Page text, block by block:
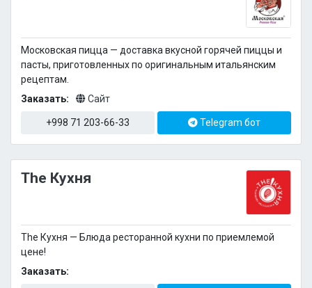
Московская пицца — доставка вкусной горячей пиццы и
пасты, приготовленных по оригинальным итальянским
рецептам.
Заказать:
Сайт
+998 71 203-66-33 Telegram бот
The Кухня
The Кухня — Блюда ресторанной кухни по приемлемой
цене!
Заказать: